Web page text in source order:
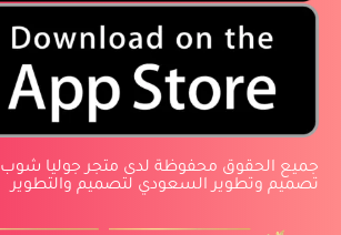
‏جميع الحقوق محفوظة لدى متجر جوليا شوب
‏تصميم وتطوير السعودي لتصميم والتطوير